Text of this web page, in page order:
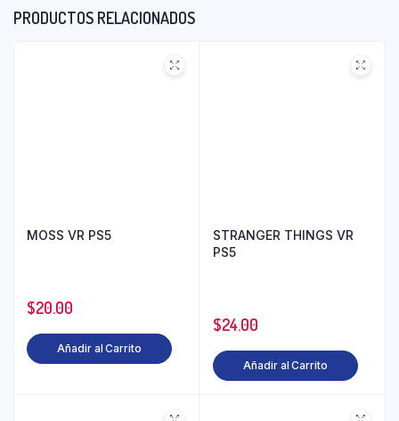
PRODUCTOS RELACIONADOS
MOSS VR PS5
$20.00
Añadir al Carrito
STRANGER THINGS VR
PS5
$24.00
Añadir al Carrito